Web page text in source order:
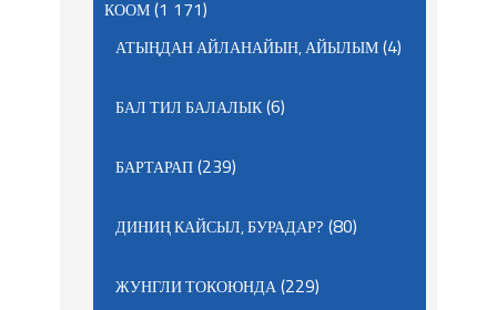
КООМ(1 171)
АТЫҢДАН АЙЛАНАЙЫН, АЙЫЛЫМ(4)
БАЛ ТИЛ БАЛАЛЫК(6)
БАРТАРАП(239)
ДИНИҢ КАЙСЫЛ, БУРАДАР? (80)
ЖУНГЛИ ТОКОЮНДА(229)